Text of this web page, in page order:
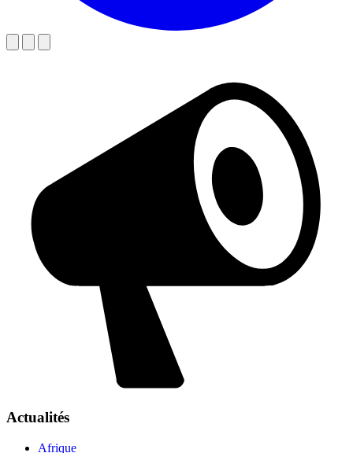
Actualités
Afrique